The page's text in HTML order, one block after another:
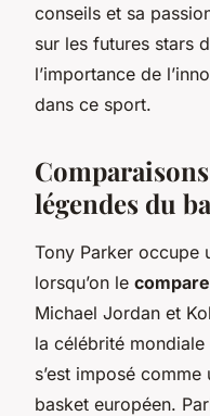
conseils et sa
sur les futures stars
l’importance de
dans ce sport.
légendes du
Tony Parker occupe
lorsqu’on le compare
Michael Jordan et
la célébrité
s’est imposé
basket européen.